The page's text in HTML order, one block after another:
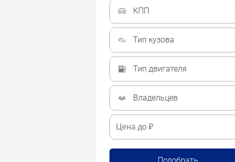
КПП
Тип кузова
Тип двигателя
Владельцев